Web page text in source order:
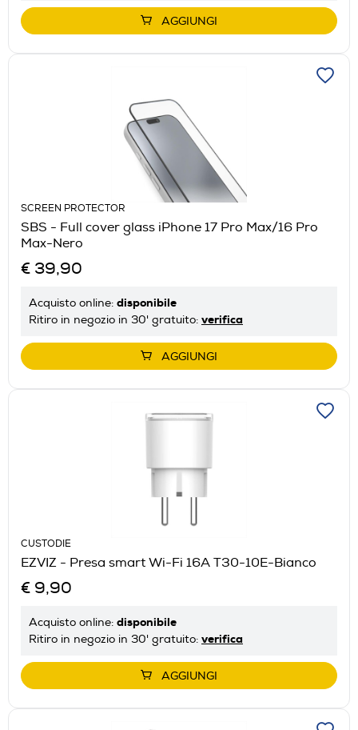
AGGIUNGI
SCREEN PROTECTOR
SBS - Full cover glass iPhone 17 Pro Max/16 Pro
Max-Nero
€ 39,90
Acquisto online: disponibile
Ritiro in negozio in 30' gratuito: verifica
AGGIUNGI
CUSTODIE
EZVIZ - Presa smart Wi-Fi 16A T30-10E-Bianco
€ 9,90
Acquisto online: disponibile
Ritiro in negozio in 30' gratuito: verifica
AGGIUNGI